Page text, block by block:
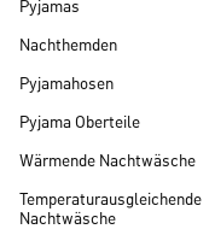
Pyjamas
Nachthemden
Pyjamahosen
Pyjama Oberteile
Wärmende Nachtwäsche
Temperaturausgleichende
Nachtwäsche